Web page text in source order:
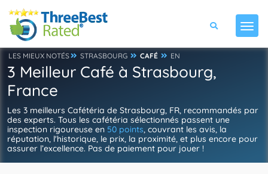
LES MIEUX NOTÉS STRASBOURG CAFÉ EN
3 Meilleur Café à Strasbourg,
France
Les 3 meilleurs Cafétéria de Strasbourg, FR, recommandés par
des experts. Tous les cafétéria sélectionnés passent une
inspection rigoureuse en 50 points, couvrant les avis, la
réputation, l'historique, le prix, la proximité, et plus encore pour
assurer l’excellence. Pas de paiement pour jouer !